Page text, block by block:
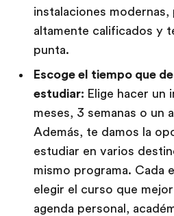
instalaciones
altamente calificados y
punta.
Escoge el tiempo que
estudiar: Elige hacer un
meses, 3 semanas o un
Además, te damos la
estudiar en varios
mismo programa. Cada
elegir el curso que
agenda personal,